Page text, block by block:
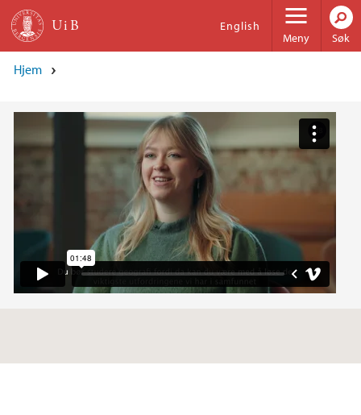
Hopp til hovedinnhold
Meny
English
Søk
Hjem